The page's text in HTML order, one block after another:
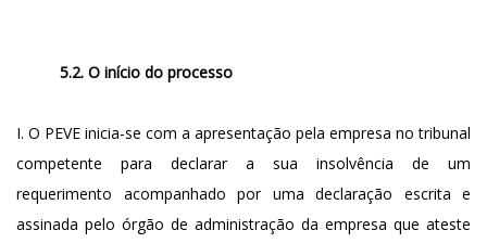
5.2. O início do processo
I. O PEVE inicia-se com a apresentação pela empresa no tribunal
competente para declarar a sua insolvência de um
requerimento acompanhado por uma declaração escrita e
assinada pelo órgão de administração da empresa que ateste